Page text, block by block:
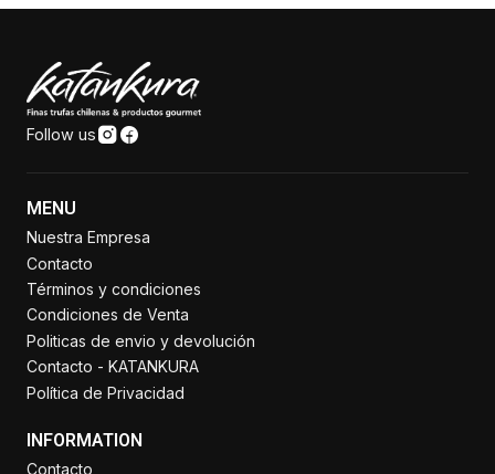
Follow us
MENU
Nuestra Empresa
Contacto
Términos y condiciones
Condiciones de Venta
Politicas de envio y devolución
Contacto - KATANKURA
Política de Privacidad
INFORMATION
Contacto